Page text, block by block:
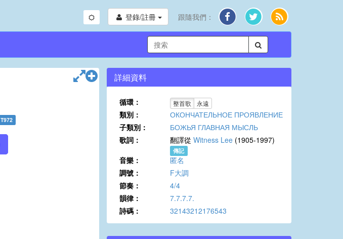
登錄/註冊 跟隨我們：
T972
詳細資料
循環： 整首歌 永遠
類別：
ОКОНЧАТЕЛЬНОЕ ПРОЯВЛЕНИЕ
子類別：
БОЖЬЯ ГЛАВНАЯ МЫСЛЬ
歌詞：
翻譯從 Witness Lee (1905-1997)
傳記
音樂：
匿名
調號：
F大調
節奏：
4/4
韻律：
7.7.7.7.
詩碼：
32143212176543